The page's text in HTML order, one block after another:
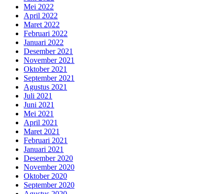
Mei 2022
April 2022
Maret 2022
Februari 2022
Januari 2022
Desember 2021
November 2021
Oktober 2021
September 2021
Agustus 2021
Juli 2021
Juni 2021
Mei 2021
April 2021
Maret 2021
Februari 2021
Januari 2021
Desember 2020
November 2020
Oktober 2020
September 2020